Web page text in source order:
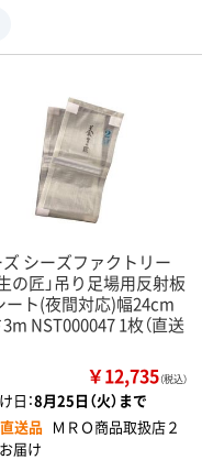
シーズファクトリー
の匠」吊り足場用反射板
ート(夜間対応)幅24cm
NST000047 1枚（直送
￥12,735（税込）
日：8月25日（火）まで
直送品 ＭＲＯ商品取扱店２
届け